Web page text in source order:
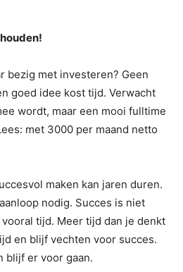
bezig met investeren? Geen
goed idee kost tijd. Verwacht
wordt, maar een mooi fulltime
met 3000 per maand netto
maken kan jaren duren.
nodig. Succes is niet
tijd. Meer tijd dan je denkt
en blijf vechten voor succes.
blijf er voor gaan.